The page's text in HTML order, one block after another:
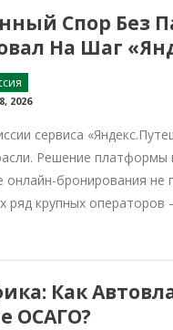
Спор Без
На Шаг
2026
сервиса
Решение платформы
онлайн-бронирования
ряд крупных
Как
ОСАГО?